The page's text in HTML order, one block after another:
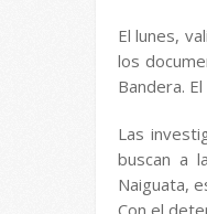
El lunes,
los
Bandera.
Las
buscan a
Naiguata,
Con el